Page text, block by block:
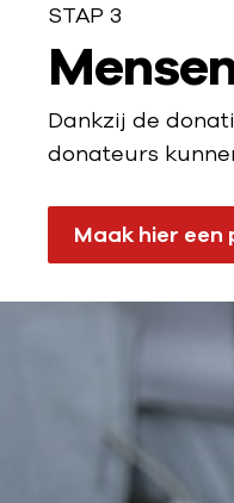
STAP 3
S
t
a
p
3
Dankzij de
donateurs
Maak hier een